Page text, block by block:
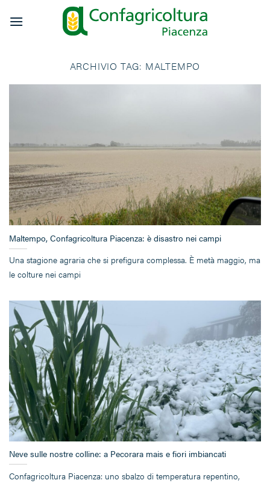
ARCHIVIO TAG: MALTEMPO
Maltempo, Confagricoltura Piacenza: è disastro nei campi
Una stagione agraria che si prefigura complessa. È metà maggio, ma
le colture nei campi
Neve sulle nostre colline: a Pecorara mais e fiori imbiancati
Confagricoltura Piacenza: uno sbalzo di temperatura repentino,